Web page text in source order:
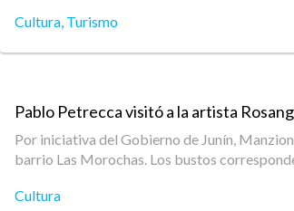
Cultura, Turismo
Pablo Petrecca visitó a la artista
Por iniciativa del Gobierno de Junín,
barrio Las Morochas. Los bustos
Cultura